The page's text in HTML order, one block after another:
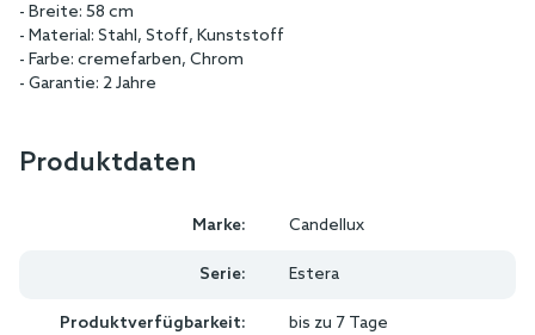
- Breite: 58 cm
- Material: Stahl, Stoff, Kunststoff
- Farbe: cremefarben, Chrom
- Garantie: 2 Jahre
Produktdaten
Marke: Candellux
Serie: Estera
Produktverfügbarkeit: bis zu 7 Tage